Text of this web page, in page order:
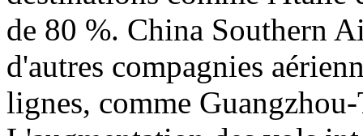
de 80 %. China Southern
d'autres compagnies
lignes, comme